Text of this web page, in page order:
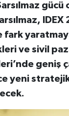
ve sivil
geniş
yeni